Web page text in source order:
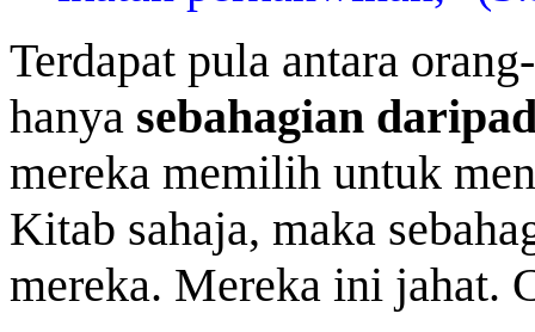
Terdapat pula antara
hanya sebahagian
mereka memilih untuk
Kitab sahaja, maka
mereka. Mereka ini jahat.